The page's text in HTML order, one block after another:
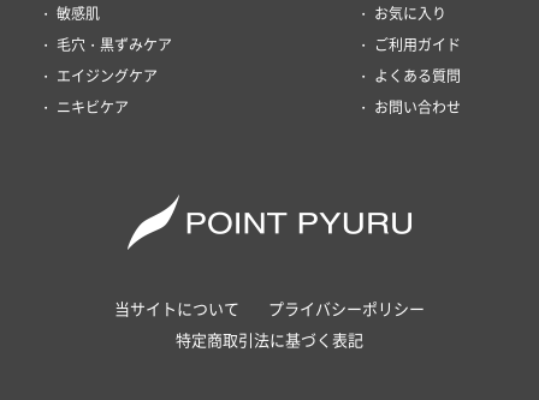
敏感肌
毛穴・黒ずみケア
エイジングケア
ニキビケア
お気に入り
ご利用ガイド
よくある質問
お問い合わせ
当サイトについて
プライバシーポリシー
特定商取引法に基づく表記